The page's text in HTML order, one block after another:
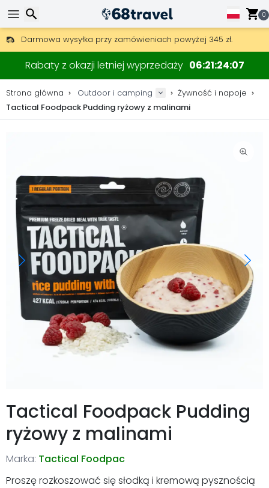
0
Darmowa wysyłka przy zamówieniach powyżej 345 zł.
30 dni na zwrot, 90 dni na drewniane mapy i dekoracje.
Najlepsze ceny na sprzęt outdoorowy i akcesoria.
Rabaty z okazji letniej wyprzedaży 06212407
Strona główna Outdoor i camping
Żywność i napoje
Tactical Foodpack Pudding ryżowy z malinami
Tactical Foodpack Pudding
ryżowy z malinami
Marka: Tactical Foodpac
Proszę rozkoszować się słodką i kremową pysznością
Wyszukaj